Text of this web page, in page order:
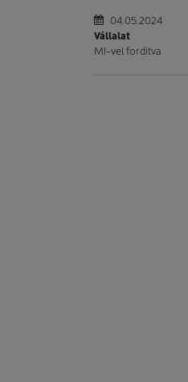
04.05.2024
Vállalat
MI-vel fordítva